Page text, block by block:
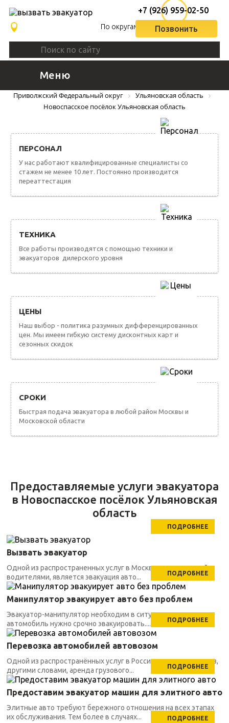
По округам
+7 (926) 959-02-50
Позвонить
Меню
Приволжский Федеральный округ
Ульяновская область
Новоспасское посёлок Ульяновская область
ПЕРСОНАЛ
У нас работают квалифицированные специалисты со
стажем не менее 10 лет. Постоянно производится
переаттестация
ТЕХНИКА
Все работы производятся с помощью техники и
эвакуаторов дилерского уровня
ЦЕНЫ
Наш выбор - политика разумных дифференцированных
цен. Мы имеем гибкую систему дисконтных карт и
сезонных скидок
СРОКИ
Быстрая подача эвакуатора в любой район Москвы и
Московской области
Предоставляемые услуги эвакуатора
в Новоспасское посёлок Ульяновская
область
ПОДРОБНЕЕ
Вызвать эвакуатор
Одной из распространенных услуг в Москве, заказываемой
водителями, является эвакуация авто...
ПОДРОБНЕЕ
Манипулятор эвакуирует авто без проблем
Эвакуатор-манипулятор необходим в ситуациях, когда
автомобиль нужно срочно эвакуировать....
ПОДРОБНЕЕ
Перевозка автомобилей автовозом
Одной из распространённых услуг в России является автовоз,
другими словами, аренда грузового...
ПОДРОБНЕЕ
Предоставим эвакуатор машин для элитного авто
Элитные авто требуют бережного отношения на всех этапах
их обслуживания. Тем более в случаях...
ПОДРОБНЕЕ